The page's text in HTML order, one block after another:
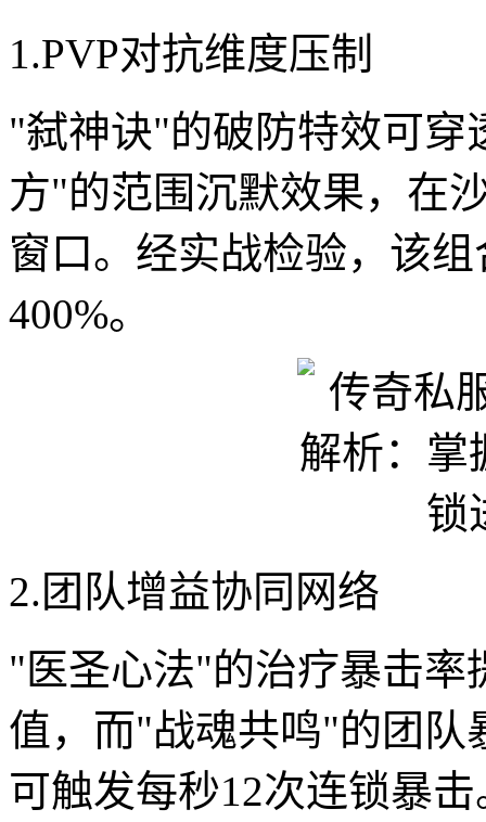
1.PVP对抗维度压制
"弑神诀"的破防特效可穿
方"的范围沉默效果，在
窗口。经实战检验，该
400%。
2.团队增益协同网络
"医圣心法"的治疗暴击率
值，而"战魂共鸣"的团队
可触发每秒12次连锁暴